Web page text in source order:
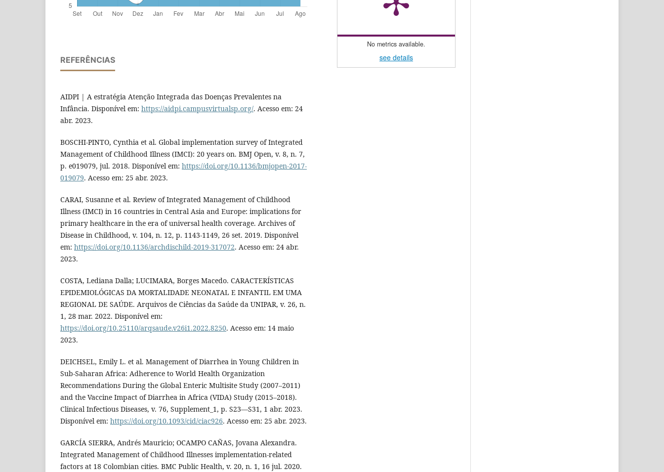
REFERÊNCIAS
AIDPI | A estratégia Atenção Integrada das Doenças Prevalentes na
Infância. Disponível em: https://aidpi.campusvirtualsp.org/. Acesso em: 24
abr. 2023.
BOSCHI-PINTO, Cynthia et al. Global implementation survey of Integrated
Management of Childhood Illness (IMCI): 20 years on. BMJ Open, v. 8, n. 7,
p. e019079, jul. 2018. Disponível em: https://doi.org/10.1136/bmjopen-2017-
019079. Acesso em: 25 abr. 2023.
CARAI, Susanne et al. Review of Integrated Management of Childhood
Illness (IMCI) in 16 countries in Central Asia and Europe: implications for
primary healthcare in the era of universal health coverage. Archives of
Disease in Childhood, v. 104, n. 12, p. 1143-1149, 26 set. 2019. Disponível
em: https://doi.org/10.1136/archdischild-2019-317072. Acesso em: 24 abr.
2023.
COSTA, Lediana Dalla; LUCIMARA, Borges Macedo. CARACTERÍSTICAS
EPIDEMIOLÓGICAS DA MORTALIDADE NEONATAL E INFANTIL EM UMA
REGIONAL DE SAÚDE. Arquivos de Ciências da Saúde da UNIPAR, v. 26, n.
1, 28 mar. 2022. Disponível em:
https://doi.org/10.25110/arqsaude.v26i1.2022.8250. Acesso em: 14 maio
2023.
DEICHSEL, Emily L. et al. Management of Diarrhea in Young Children in
Sub-Saharan Africa: Adherence to World Health Organization
Recommendations During the Global Enteric Multisite Study (2007–2011)
and the Vaccine Impact of Diarrhea in Africa (VIDA) Study (2015–2018).
Clinical Infectious Diseases, v. 76, Supplement_1, p. S23—S31, 1 abr. 2023.
Disponível em: https://doi.org/10.1093/cid/ciac926. Acesso em: 25 abr. 2023.
GARCÍA SIERRA, Andrés Mauricio; OCAMPO CAÑAS, Jovana Alexandra.
Integrated Management of Childhood Illnesses implementation-related
factors at 18 Colombian cities. BMC Public Health, v. 20, n. 1, 16 jul. 2020.
No metrics available.
see details